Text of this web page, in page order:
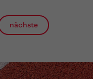
nächste